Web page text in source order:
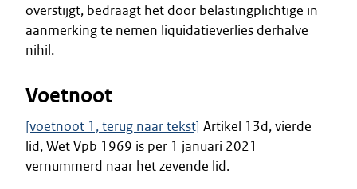
overstijgt, bedraagt het door belastingplichtige in
aanmerking te nemen liquidatieverlies derhalve
nihil.
Voetnoot
[voetnoot 1, terug naar tekst] Artikel 13d, vierde
lid, Wet Vpb 1969 is per 1 januari 2021
vernummerd naar het zevende lid.